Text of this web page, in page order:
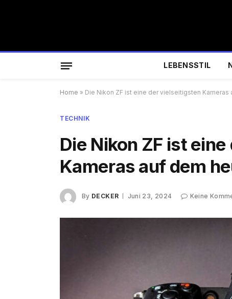
LEBENSSTIL
Home » Die Nikon ZF ist eine der vielseitigsten Kameras
TECHNIK
Die Nikon ZF ist
Kameras auf dem
By DECKER Juni 23, 2024 Keine